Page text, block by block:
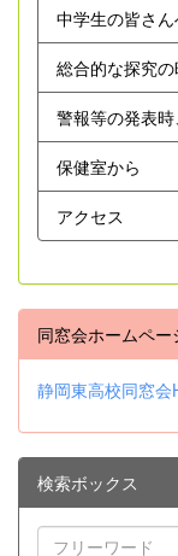
中学生の皆さ
総合的な探究の
警報等の発表
保健室から
アクセス
同窓会ホームペー
静岡東高校同窓会
検索ボックス